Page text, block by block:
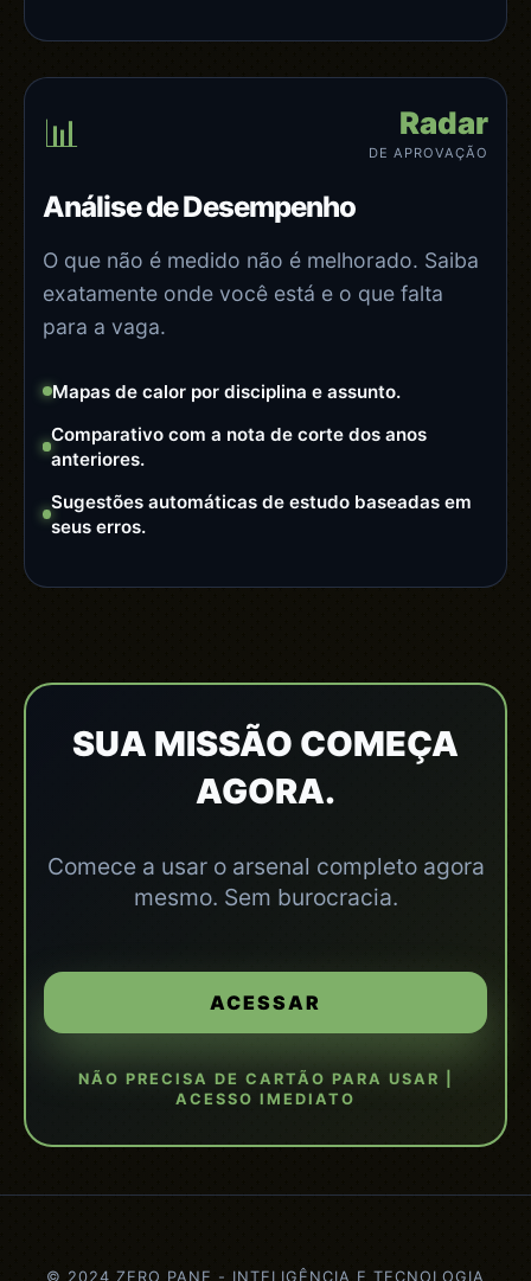
📊 Radar
DE APROVAÇÃO
Análise de Desempenho
O que não é medido não é melhorado. Saiba
exatamente onde você está e o que falta
para a vaga.
Mapas de calor por disciplina e assunto.
Comparativo com a nota de corte dos anos
anteriores.
Sugestões automáticas de estudo baseadas em
seus erros.
SUA MISSÃO COMEÇA
AGORA.
Comece a usar o arsenal completo agora
mesmo. Sem burocracia.
ACESSAR
NÃO PRECISA DE CARTÃO PARA USAR |
ACESSO IMEDIATO
© 2024 ZERO PANE - INTELIGÊNCIA E TECNOLOGIA